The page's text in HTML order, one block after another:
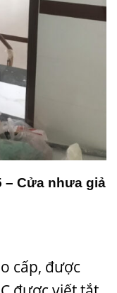
– Cửa nhưa giả
cấp, được